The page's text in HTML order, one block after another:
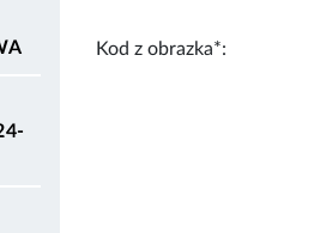
Kod z obrazka*: